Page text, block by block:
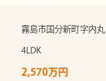
霧島市国分新町字内
4LDK
2,570万円